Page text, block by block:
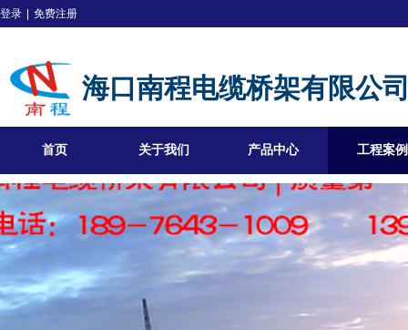
海口南程电缆桥架有限公
登录 免费注册
首页 关于我们 产品中心 工程案例